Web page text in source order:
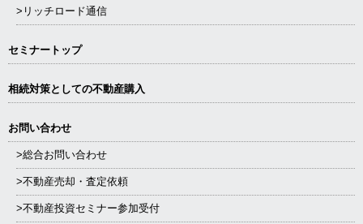
>リッチロード通信
セミナートップ
相続対策としての不動産購入
お問い合わせ
>総合お問い合わせ
>不動産売却・査定依頼
>不動産投資セミナー参加受付